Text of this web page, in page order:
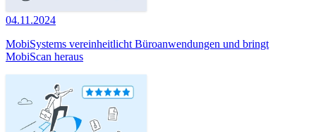
04.11.2024
MobiSystems vereinheitlicht Büroanwendungen und bringt
MobiScan heraus